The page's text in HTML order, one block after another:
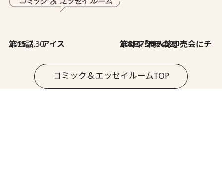
2026.7.30
第15話 アイス 2026.7.30
第8回「同人誌即売会にチャレンジ その2」
コミック＆エッセイルームTOP